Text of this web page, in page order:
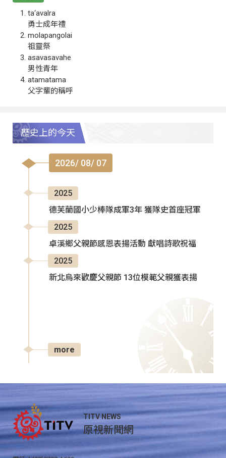
ta‘avalra
勇士成年禮
molapangolai
祖靈祭
asavasavahe
男性青年
atamatama
父字輩的稱呼
歷史上的今天
2026/ 08/ 07
2025
德芙蘭國小少棒隊成軍3年 獲隊史首座冠軍
2025
卓溪鄉父親節感恩表揚活動 獻唱詩歌祝福
2025
新北烏來歡慶父親節 13位模範父親獲表揚
more
TITV NEWS
原視新聞網